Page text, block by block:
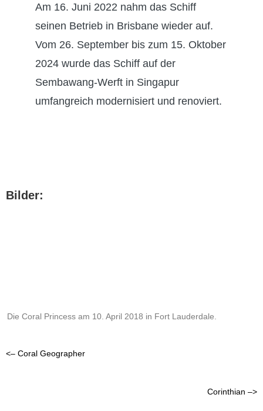
Am 16. Juni 2022 nahm das Schiff
seinen Betrieb in Brisbane wieder auf.
Vom 26. September bis zum 15. Oktober
2024 wurde das Schiff auf der
Sembawang-Werft in Singapur
umfangreich modernisiert und renoviert.
Bilder:
Die Coral Princess am 10. April 2018 in Fort Lauderdale.
<– Coral Geographer
Corinthian –>